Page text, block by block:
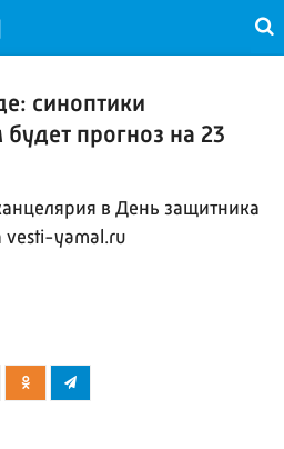
синоптики
прогноз на 23
в День защитника
vesti-yamal.ru